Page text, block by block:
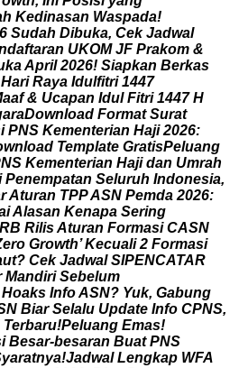
h Kedinasan Waspada!
6 Sudah Dibuka, Cek Jadwal
daftaran UKOM JF Prakom &
kaApril 2026! Siapkan Berkas
Hari Raya Idulfitri 1447
aaf & Ucapan Idul Fitri 1447 H
araDownload Format Surat
i PNS Kementerian Haji 2026:
wnload Template GratisPeluang
NS Kementerian Haji dan Umrah
Penempatan Seluruh Indonesia,
rAturan TPPASN Pemda 2026:
iAlasan Kenapa Sering
RB RilisAturan Formasi CASN
ero Growth’ Kecuali 2 Formasi
ut? Cek Jadwal SIPENCATAR
Mandiri Sebelum
Hoaks InfoASN? Yuk, Gabung
N Biar Selalu Update Info CPNS,
Terbaru!Peluang Emas!
i Besar-besaran Buat PNS
yaratnya!Jadwal Lengkap WFA